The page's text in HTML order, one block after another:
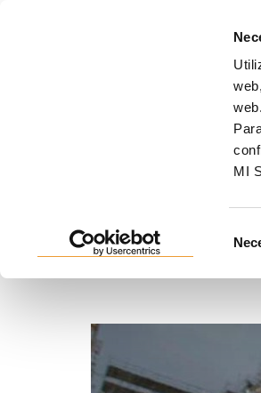
MI
de
Nuestros
Pablo
"Tras realizar el estudio previo
adecuada para este trabajo".